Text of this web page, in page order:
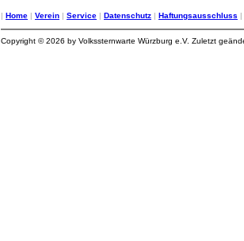
| Home | Verein | Service | Datenschutz | Haftungsausschluss |
Copyright © 2026 by Volkssternwarte Würzburg e.V. Zuletzt